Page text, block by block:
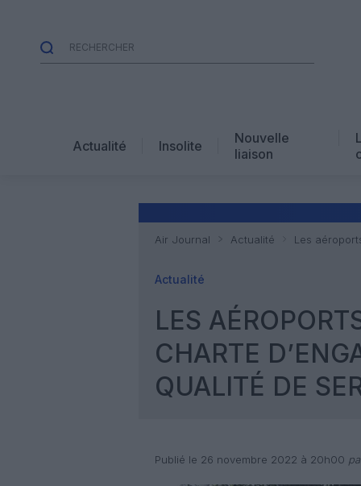
Actualité Insolite
Nouvelle
liaison
Air Journal Actualité Les
Actualité
LES
CHARTE
QUALITÉ DE
Publié le 26 novembre 2022 à 20h00